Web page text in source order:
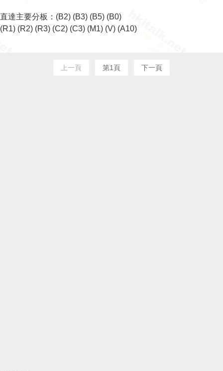
直達主要分板： (B2) (B3) (B5) (B0)
(R1) (R2) (R3) (C2) (C3) (M1) (V) (A10)
上一頁 第1頁 下一頁